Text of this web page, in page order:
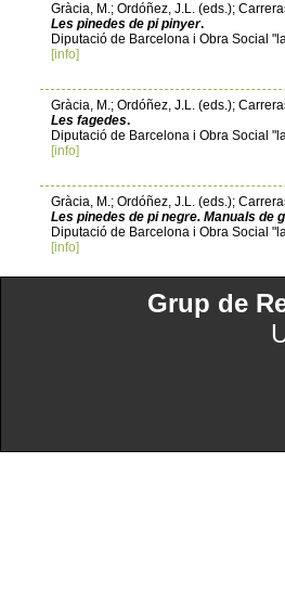
Gràcia, M.; Ordóñez, J.L. (eds.);
Les pinedes de pi pinyer.
Diputació de Barcelona i Obra Social
[info]
Gràcia, M.; Ordóñez, J.L. (eds.);
Les fagedes.
Diputació de Barcelona i Obra Social
[info]
Gràcia, M.; Ordóñez, J.L. (eds.);
Les pinedes de pi negre. Manuals de
Diputació de Barcelona i Obra Social
[info]
Grup de